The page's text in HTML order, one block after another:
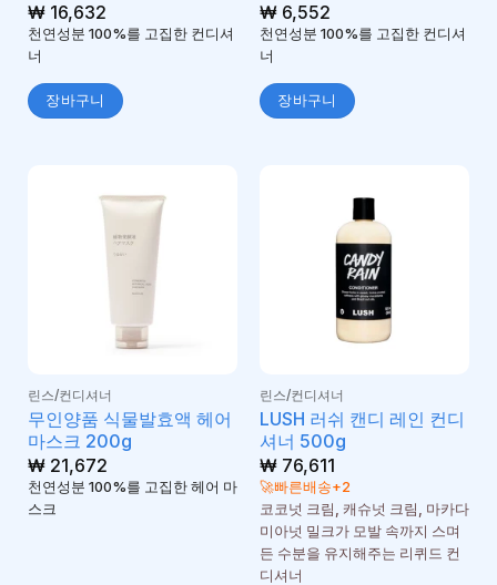
₩16,632
천연성분 100%를 고집한 컨디셔
너
장바구니
₩6,552
천연성분 100%를 고집한 컨디셔
너
장바구니
린스/컨디셔너
무인양품 식물발효액 헤어
마스크 200g
₩21,672
천연성분 100%를 고집한 헤어 마
스크
린스/컨디셔너
LUSH 러쉬 캔디 레인 컨디
셔너 500g
₩76,611
🚀빠른배송+2
코코넛 크림, 캐슈넛 크림, 마카다
미아넛 밀크가 모발 속까지 스며
든 수분을 유지해주는 리퀴드 컨
디셔너